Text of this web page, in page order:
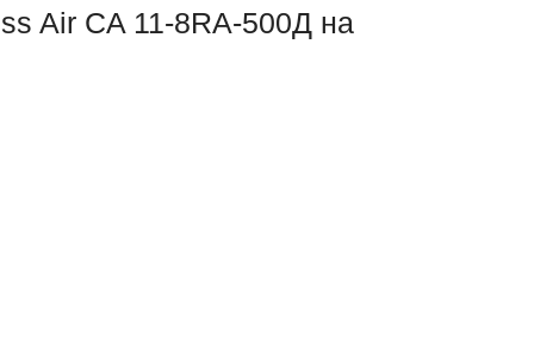
Air CA 11-8RA-500Д на